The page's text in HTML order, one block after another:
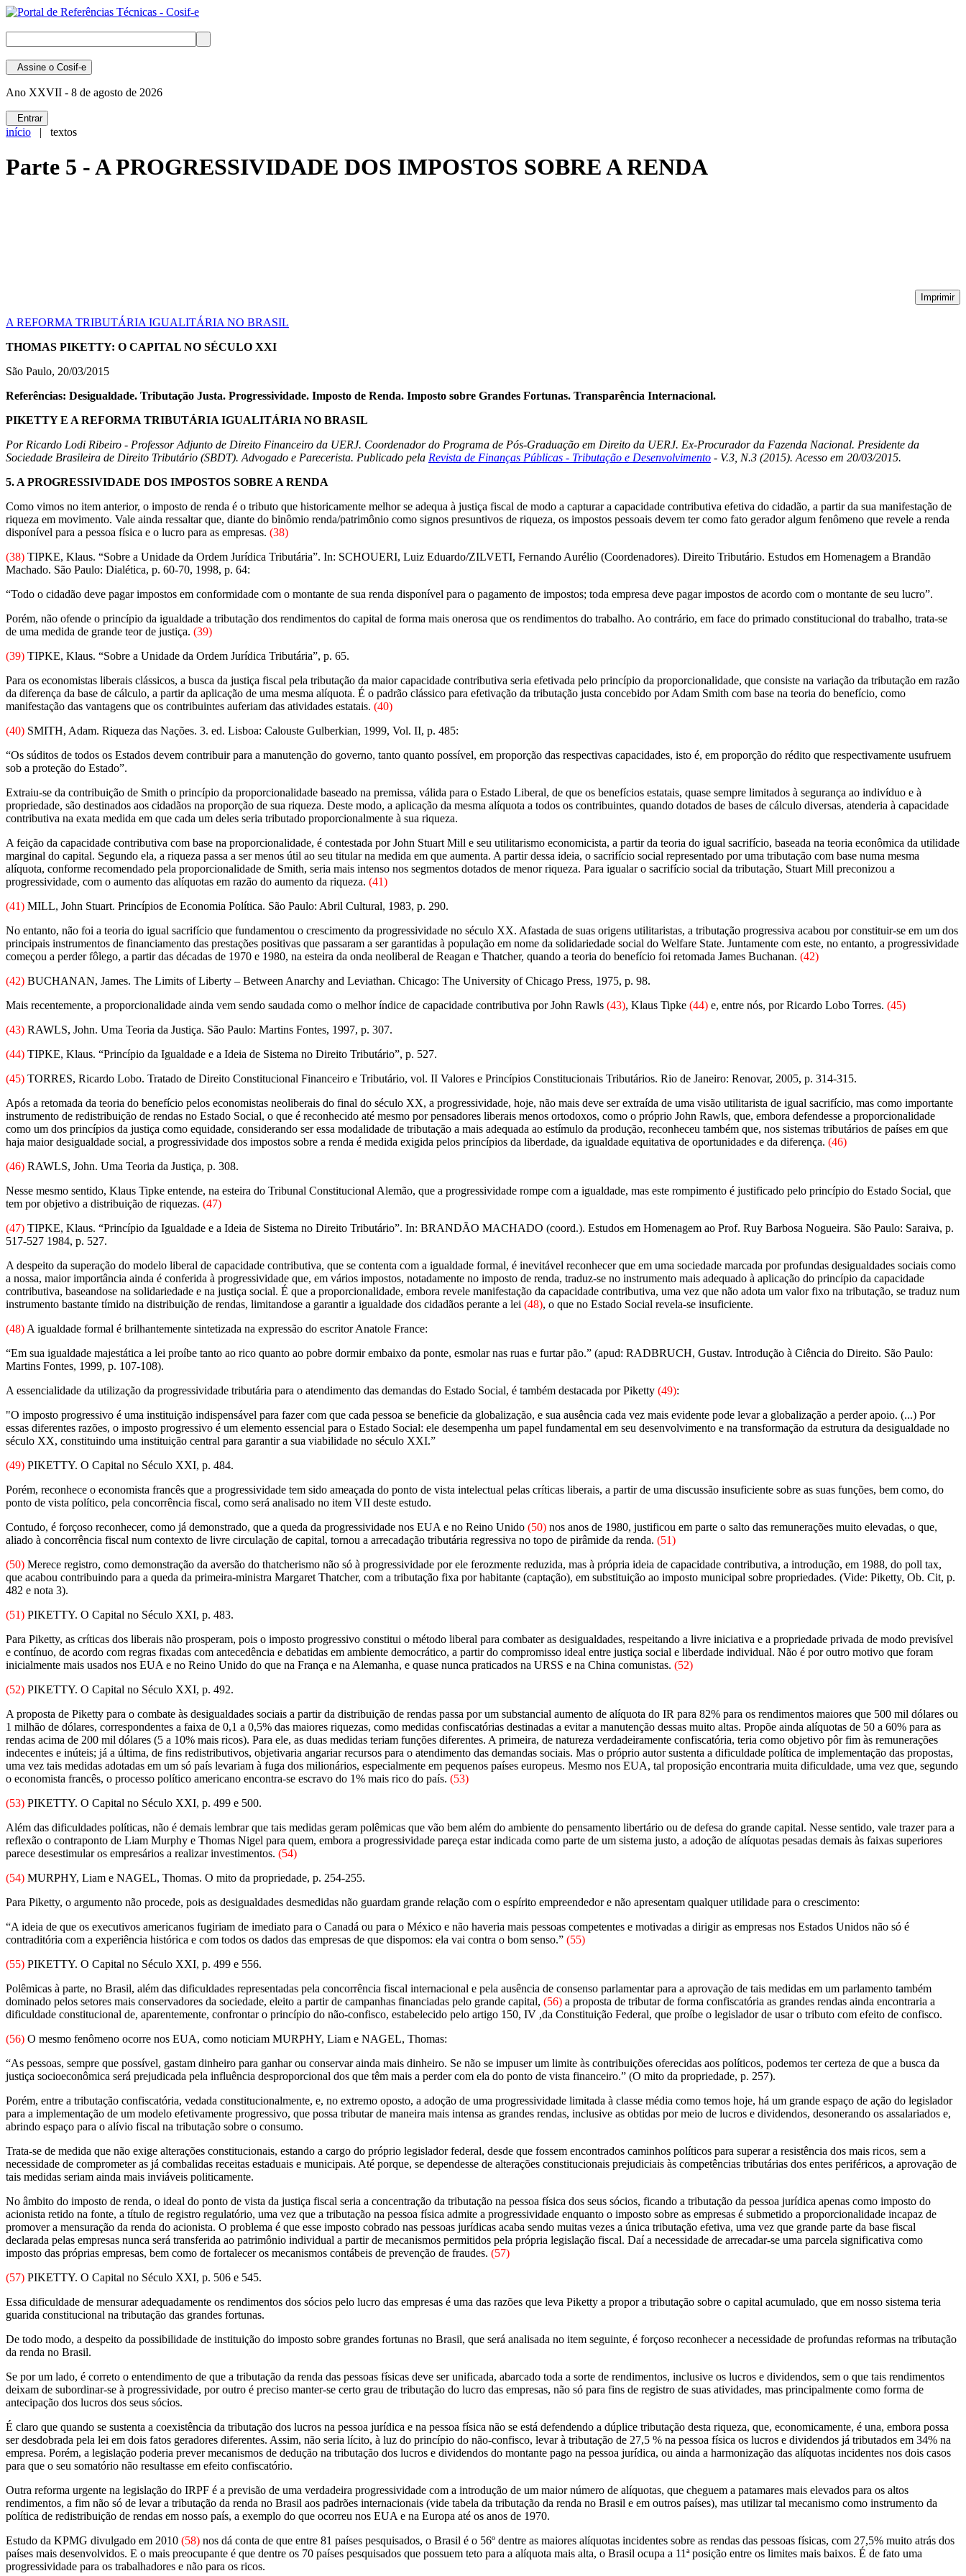
Assine o Cosif-e
Ano XXVII - 8 de agosto de 2026
Entrar
início | textos
Parte 5 - A PROGRESSIVIDADE DOS IMPOSTOS SOBRE A RENDA
Imprimir
A REFORMA TRIBUTÁRIA IGUALITÁRIA NO BRASIL
THOMAS PIKETTY: O CAPITAL NO SÉCULO XXI
São Paulo, 20/03/2015
Referências: Desigualdade. Tributação Justa. Progressividade. Imposto de Renda. Imposto sobre Grandes Fortunas. Transparência Internacional.
PIKETTY E A REFORMA TRIBUTÁRIA IGUALITÁRIA NO BRASIL
Por Ricardo Lodi Ribeiro - Professor Adjunto de Direito Financeiro da UERJ. Coordenador do Programa de Pós-Graduação em Direito da UERJ. Ex-Procurador da Fazenda Nacional. Presidente da
Sociedade Brasileira de Direito Tributário (SBDT). Advogado e Parecerista. Publicado pela Revista de Finanças Públicas - Tributação e Desenvolvimento - V.3, N.3 (2015). Acesso em 20/03/2015.
5. A PROGRESSIVIDADE DOS IMPOSTOS SOBRE A RENDA
Como vimos no item anterior, o imposto de renda é o tributo que historicamente melhor se adequa à justiça fiscal de modo a capturar a capacidade contributiva efetiva do cidadão, a partir da sua manifestação de
riqueza em movimento. Vale ainda ressaltar que, diante do binômio renda/patrimônio como signos presuntivos de riqueza, os impostos pessoais devem ter como fato gerador algum fenômeno que revele a renda
disponível para a pessoa física e o lucro para as empresas. (38)
(38) TIPKE, Klaus. “Sobre a Unidade da Ordem Jurídica Tributária”. In: SCHOUERI, Luiz Eduardo/ZILVETI, Fernando Aurélio (Coordenadores). Direito Tributário. Estudos em Homenagem a Brandão
Machado. São Paulo: Dialética, p. 60-70, 1998, p. 64:
“Todo o cidadão deve pagar impostos em conformidade com o montante de sua renda disponível para o pagamento de impostos; toda empresa deve pagar impostos de acordo com o montante de seu lucro”.
Porém, não ofende o princípio da igualdade a tributação dos rendimentos do capital de forma mais onerosa que os rendimentos do trabalho. Ao contrário, em face do primado constitucional do trabalho, trata-se
de uma medida de grande teor de justiça. (39)
(39) TIPKE, Klaus. “Sobre a Unidade da Ordem Jurídica Tributária”, p. 65.
Para os economistas liberais clássicos, a busca da justiça fiscal pela tributação da maior capacidade contributiva seria efetivada pelo princípio da proporcionalidade, que consiste na variação da tributação em razão
da diferença da base de cálculo, a partir da aplicação de uma mesma alíquota. É o padrão clássico para efetivação da tributação justa concebido por Adam Smith com base na teoria do benefício, como
manifestação das vantagens que os contribuintes auferiam das atividades estatais. (40)
(40) SMITH, Adam. Riqueza das Nações. 3. ed. Lisboa: Calouste Gulberkian, 1999, Vol. II, p. 485:
“Os súditos de todos os Estados devem contribuir para a manutenção do governo, tanto quanto possível, em proporção das respectivas capacidades, isto é, em proporção do rédito que respectivamente usufruem
sob a proteção do Estado”.
Extraiu-se da contribuição de Smith o princípio da proporcionalidade baseado na premissa, válida para o Estado Liberal, de que os benefícios estatais, quase sempre limitados à segurança ao indivíduo e à
propriedade, são destinados aos cidadãos na proporção de sua riqueza. Deste modo, a aplicação da mesma alíquota a todos os contribuintes, quando dotados de bases de cálculo diversas, atenderia à capacidade
contributiva na exata medida em que cada um deles seria tributado proporcionalmente à sua riqueza.
A feição da capacidade contributiva com base na proporcionalidade, é contestada por John Stuart Mill e seu utilitarismo economicista, a partir da teoria do igual sacrifício, baseada na teoria econômica da utilidade
marginal do capital. Segundo ela, a riqueza passa a ser menos útil ao seu titular na medida em que aumenta. A partir dessa ideia, o sacrifício social representado por uma tributação com base numa mesma
alíquota, conforme recomendado pela proporcionalidade de Smith, seria mais intenso nos segmentos dotados de menor riqueza. Para igualar o sacrifício social da tributação, Stuart Mill preconizou a
progressividade, com o aumento das alíquotas em razão do aumento da riqueza. (41)
(41) MILL, John Stuart. Princípios de Economia Política. São Paulo: Abril Cultural, 1983, p. 290.
No entanto, não foi a teoria do igual sacrifício que fundamentou o crescimento da progressividade no século XX. Afastada de suas origens utilitaristas, a tributação progressiva acabou por constituir-se em um dos
principais instrumentos de financiamento das prestações positivas que passaram a ser garantidas à população em nome da solidariedade social do Welfare State. Juntamente com este, no entanto, a progressividade
começou a perder fôlego, a partir das décadas de 1970 e 1980, na esteira da onda neoliberal de Reagan e Thatcher, quando a teoria do benefício foi retomada James Buchanan. (42)
(42) BUCHANAN, James. The Limits of Liberty – Between Anarchy and Leviathan. Chicago: The University of Chicago Press, 1975, p. 98.
Mais recentemente, a proporcionalidade ainda vem sendo saudada como o melhor índice de capacidade contributiva por John Rawls (43), Klaus Tipke (44) e, entre nós, por Ricardo Lobo Torres. (45)
(43) RAWLS, John. Uma Teoria da Justiça. São Paulo: Martins Fontes, 1997, p. 307.
(44) TIPKE, Klaus. “Princípio da Igualdade e a Ideia de Sistema no Direito Tributário”, p. 527.
(45) TORRES, Ricardo Lobo. Tratado de Direito Constitucional Financeiro e Tributário, vol. II Valores e Princípios Constitucionais Tributários. Rio de Janeiro: Renovar, 2005, p. 314-315.
Após a retomada da teoria do benefício pelos economistas neoliberais do final do século XX, a progressividade, hoje, não mais deve ser extraída de uma visão utilitarista de igual sacrifício, mas como importante
instrumento de redistribuição de rendas no Estado Social, o que é reconhecido até mesmo por pensadores liberais menos ortodoxos, como o próprio John Rawls, que, embora defendesse a proporcionalidade
como um dos princípios da justiça como equidade, considerando ser essa modalidade de tributação a mais adequada ao estímulo da produção, reconheceu também que, nos sistemas tributários de países em que
haja maior desigualdade social, a progressividade dos impostos sobre a renda é medida exigida pelos princípios da liberdade, da igualdade equitativa de oportunidades e da diferença. (46)
(46) RAWLS, John. Uma Teoria da Justiça, p. 308.
Nesse mesmo sentido, Klaus Tipke entende, na esteira do Tribunal Constitucional Alemão, que a progressividade rompe com a igualdade, mas este rompimento é justificado pelo princípio do Estado Social, que
tem por objetivo a distribuição de riquezas. (47)
(47) TIPKE, Klaus. “Princípio da Igualdade e a Ideia de Sistema no Direito Tributário”. In: BRANDÃO MACHADO (coord.). Estudos em Homenagem ao Prof. Ruy Barbosa Nogueira. São Paulo: Saraiva, p.
517-527 1984, p. 527.
A despeito da superação do modelo liberal de capacidade contributiva, que se contenta com a igualdade formal, é inevitável reconhecer que em uma sociedade marcada por profundas desigualdades sociais como
a nossa, maior importância ainda é conferida à progressividade que, em vários impostos, notadamente no imposto de renda, traduz-se no instrumento mais adequado à aplicação do princípio da capacidade
contributiva, baseandose na solidariedade e na justiça social. É que a proporcionalidade, embora revele manifestação da capacidade contributiva, uma vez que não adota um valor fixo na tributação, se traduz num
instrumento bastante tímido na distribuição de rendas, limitandose a garantir a igualdade dos cidadãos perante a lei (48), o que no Estado Social revela-se insuficiente.
(48) A igualdade formal é brilhantemente sintetizada na expressão do escritor Anatole France:
“Em sua igualdade majestática a lei proíbe tanto ao rico quanto ao pobre dormir embaixo da ponte, esmolar nas ruas e furtar pão.” (apud: RADBRUCH, Gustav. Introdução à Ciência do Direito. São Paulo:
Martins Fontes, 1999, p. 107-108).
A essencialidade da utilização da progressividade tributária para o atendimento das demandas do Estado Social, é também destacada por Piketty (49):
"O imposto progressivo é uma instituição indispensável para fazer com que cada pessoa se beneficie da globalização, e sua ausência cada vez mais evidente pode levar a globalização a perder apoio. (...) Por
essas diferentes razões, o imposto progressivo é um elemento essencial para o Estado Social: ele desempenha um papel fundamental em seu desenvolvimento e na transformação da estrutura da desigualdade no
século XX, constituindo uma instituição central para garantir a sua viabilidade no século XXI.”
(49) PIKETTY. O Capital no Século XXI, p. 484.
Porém, reconhece o economista francês que a progressividade tem sido ameaçada do ponto de vista intelectual pelas críticas liberais, a partir de uma discussão insuficiente sobre as suas funções, bem como, do
ponto de vista político, pela concorrência fiscal, como será analisado no item VII deste estudo.
Contudo, é forçoso reconhecer, como já demonstrado, que a queda da progressividade nos EUA e no Reino Unido (50) nos anos de 1980, justificou em parte o salto das remunerações muito elevadas, o que,
aliado à concorrência fiscal num contexto de livre circulação de capital, tornou a arrecadação tributária regressiva no topo de pirâmide da renda. (51)
(50) Merece registro, como demonstração da aversão do thatcherismo não só à progressividade por ele ferozmente reduzida, mas à própria ideia de capacidade contributiva, a introdução, em 1988, do poll tax,
que acabou contribuindo para a queda da primeira-ministra Margaret Thatcher, com a tributação fixa por habitante (captação), em substituição ao imposto municipal sobre propriedades. (Vide: Piketty, Ob. Cit, p.
482 e nota 3).
(51) PIKETTY. O Capital no Século XXI, p. 483.
Para Piketty, as críticas dos liberais não prosperam, pois o imposto progressivo constitui o método liberal para combater as desigualdades, respeitando a livre iniciativa e a propriedade privada de modo previsível
e contínuo, de acordo com regras fixadas com antecedência e debatidas em ambiente democrático, a partir do compromisso ideal entre justiça social e liberdade individual. Não é por outro motivo que foram
inicialmente mais usados nos EUA e no Reino Unido do que na França e na Alemanha, e quase nunca praticados na URSS e na China comunistas. (52)
(52) PIKETTY. O Capital no Século XXI, p. 492.
A proposta de Piketty para o combate às desigualdades sociais a partir da distribuição de rendas passa por um substancial aumento de alíquota do IR para 82% para os rendimentos maiores que 500 mil dólares ou
1 milhão de dólares, correspondentes a faixa de 0,1 a 0,5% das maiores riquezas, como medidas confiscatórias destinadas a evitar a manutenção dessas muito altas. Propõe ainda alíquotas de 50 a 60% para as
rendas acima de 200 mil dólares (5 a 10% mais ricos). Para ele, as duas medidas teriam funções diferentes. A primeira, de natureza verdadeiramente confiscatória, teria como objetivo pôr fim às remunerações
indecentes e inúteis; já a última, de fins redistributivos, objetivaria angariar recursos para o atendimento das demandas sociais. Mas o próprio autor sustenta a dificuldade política de implementação das propostas,
uma vez tais medidas adotadas em um só país levariam à fuga dos milionários, especialmente em pequenos países europeus. Mesmo nos EUA, tal proposição encontraria muita dificuldade, uma vez que, segundo
o economista francês, o processo político americano encontra-se escravo do 1% mais rico do país. (53)
(53) PIKETTY. O Capital no Século XXI, p. 499 e 500.
Além das dificuldades políticas, não é demais lembrar que tais medidas geram polêmicas que vão bem além do ambiente do pensamento libertário ou de defesa do grande capital. Nesse sentido, vale trazer para a
reflexão o contraponto de Liam Murphy e Thomas Nigel para quem, embora a progressividade pareça estar indicada como parte de um sistema justo, a adoção de alíquotas pesadas demais às faixas superiores
parece desestimular os empresários a realizar investimentos. (54)
(54) MURPHY, Liam e NAGEL, Thomas. O mito da propriedade, p. 254-255.
Para Piketty, o argumento não procede, pois as desigualdades desmedidas não guardam grande relação com o espírito empreendedor e não apresentam qualquer utilidade para o crescimento:
“A ideia de que os executivos americanos fugiriam de imediato para o Canadá ou para o México e não haveria mais pessoas competentes e motivadas a dirigir as empresas nos Estados Unidos não só é
contraditória com a experiência histórica e com todos os dados das empresas de que dispomos: ela vai contra o bom senso.” (55)
(55) PIKETTY. O Capital no Século XXI, p. 499 e 556.
Polêmicas à parte, no Brasil, além das dificuldades representadas pela concorrência fiscal internacional e pela ausência de consenso parlamentar para a aprovação de tais medidas em um parlamento também
dominado pelos setores mais conservadores da sociedade, eleito a partir de campanhas financiadas pelo grande capital, (56) a proposta de tributar de forma confiscatória as grandes rendas ainda encontraria a
dificuldade constitucional de, aparentemente, confrontar o princípio do não-confisco, estabelecido pelo artigo 150, IV ,da Constituição Federal, que proíbe o legislador de usar o tributo com efeito de confisco.
(56) O mesmo fenômeno ocorre nos EUA, como noticiam MURPHY, Liam e NAGEL, Thomas:
“As pessoas, sempre que possível, gastam dinheiro para ganhar ou conservar ainda mais dinheiro. Se não se impuser um limite às contribuições oferecidas aos políticos, podemos ter certeza de que a busca da
justiça socioeconômica será prejudicada pela influência desproporcional dos que têm mais a perder com ela do ponto de vista financeiro.” (O mito da propriedade, p. 257).
Porém, entre a tributação confiscatória, vedada constitucionalmente, e, no extremo oposto, a adoção de uma progressividade limitada à classe média como temos hoje, há um grande espaço de ação do legislador
para a implementação de um modelo efetivamente progressivo, que possa tributar de maneira mais intensa as grandes rendas, inclusive as obtidas por meio de lucros e dividendos, desonerando os assalariados e,
abrindo espaço para o alívio fiscal na tributação sobre o consumo.
Trata-se de medida que não exige alterações constitucionais, estando a cargo do próprio legislador federal, desde que fossem encontrados caminhos políticos para superar a resistência dos mais ricos, sem a
necessidade de comprometer as já combalidas receitas estaduais e municipais. Até porque, se dependesse de alterações constitucionais prejudiciais às competências tributárias dos entes periféricos, a aprovação de
tais medidas seriam ainda mais inviáveis politicamente.
No âmbito do imposto de renda, o ideal do ponto de vista da justiça fiscal seria a concentração da tributação na pessoa física dos seus sócios, ficando a tributação da pessoa jurídica apenas como imposto do
acionista retido na fonte, a título de registro regulatório, uma vez que a tributação na pessoa física admite a progressividade enquanto o imposto sobre as empresas é submetido a proporcionalidade incapaz de
promover a mensuração da renda do acionista. O problema é que esse imposto cobrado nas pessoas jurídicas acaba sendo muitas vezes a única tributação efetiva, uma vez que grande parte da base fiscal
declarada pelas empresas nunca será transferida ao patrimônio individual a partir de mecanismos permitidos pela própria legislação fiscal. Daí a necessidade de arrecadar-se uma parcela significativa como
imposto das próprias empresas, bem como de fortalecer os mecanismos contábeis de prevenção de fraudes. (57)
(57) PIKETTY. O Capital no Século XXI, p. 506 e 545.
Essa dificuldade de mensurar adequadamente os rendimentos dos sócios pelo lucro das empresas é uma das razões que leva Piketty a propor a tributação sobre o capital acumulado, que em nosso sistema teria
guarida constitucional na tributação das grandes fortunas.
De todo modo, a despeito da possibilidade de instituição do imposto sobre grandes fortunas no Brasil, que será analisada no item seguinte, é forçoso reconhecer a necessidade de profundas reformas na tributação
da renda no Brasil.
Se por um lado, é correto o entendimento de que a tributação da renda das pessoas físicas deve ser unificada, abarcado toda a sorte de rendimentos, inclusive os lucros e dividendos, sem o que tais rendimentos
deixam de subordinar-se à progressividade, por outro é preciso manter-se certo grau de tributação do lucro das empresas, não só para fins de registro de suas atividades, mas principalmente como forma de
antecipação dos lucros dos seus sócios.
É claro que quando se sustenta a coexistência da tributação dos lucros na pessoa jurídica e na pessoa física não se está defendendo a dúplice tributação desta riqueza, que, economicamente, é una, embora possa
ser desdobrada pela lei em dois fatos geradores diferentes. Assim, não seria lícito, à luz do princípio do não-confisco, levar à tributação de 27,5 % na pessoa física os lucros e dividendos já tributados em 34% na
empresa. Porém, a legislação poderia prever mecanismos de dedução na tributação dos lucros e dividendos do montante pago na pessoa jurídica, ou ainda a harmonização das alíquotas incidentes nos dois casos
para que o seu somatório não resultasse em efeito confiscatório.
Outra reforma urgente na legislação do IRPF é a previsão de uma verdadeira progressividade com a introdução de um maior número de alíquotas, que cheguem a patamares mais elevados para os altos
rendimentos, a fim não só de levar a tributação da renda no Brasil aos padrões internacionais (vide tabela da tributação da renda no Brasil e em outros países), mas utilizar tal mecanismo como instrumento da
política de redistribuição de rendas em nosso país, a exemplo do que ocorreu nos EUA e na Europa até os anos de 1970.
Estudo da KPMG divulgado em 2010 (58) nos dá conta de que entre 81 países pesquisados, o Brasil é o 56º dentre as maiores alíquotas incidentes sobre as rendas das pessoas físicas, com 27,5% muito atrás dos
países mais desenvolvidos. E o mais preocupante é que dentre os 70 países pesquisados que possuem teto para a alíquota mais alta, o Brasil ocupa a 11ª posição entre os limites mais baixos. É de fato uma
progressividade para os trabalhadores e não para os ricos.